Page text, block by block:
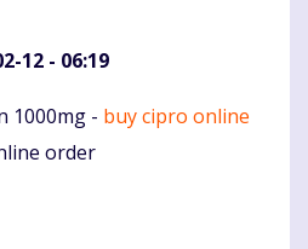
12 - 06:19
1000mg - buy cipro online
order